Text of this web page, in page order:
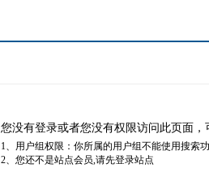
您没有登录或者您没有权限访问此页面
1、用户组权限：你所属的用户组不能使用搜索
2、您还不是站点会员,请先登录站点